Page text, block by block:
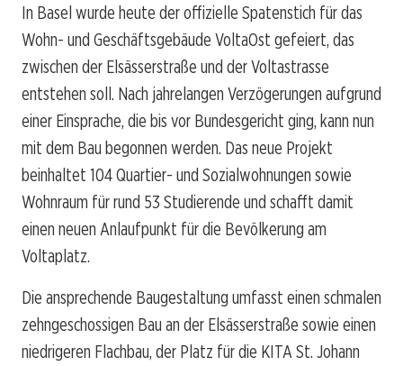
In Basel wurde heute der offizielle Spatenstich für das
Wohn- und Geschäftsgebäude VoltaOst gefeiert, das
zwischen der Elsässerstraße und der Voltastrasse
entstehen soll. Nach jahrelangen Verzögerungen aufgrund
einer Einsprache, die bis vor Bundesgericht ging, kann nun
mit dem Bau begonnen werden. Das neue Projekt
beinhaltet 104 Quartier- und Sozialwohnungen sowie
Wohnraum für rund 53 Studierende und schafft damit
einen neuen Anlaufpunkt für die Bevölkerung am
Voltaplatz.
Die ansprechende Baugestaltung umfasst einen schmalen
zehngeschossigen Bau an der Elsässerstraße sowie einen
niedrigeren Flachbau, der Platz für die KITA St. Johann